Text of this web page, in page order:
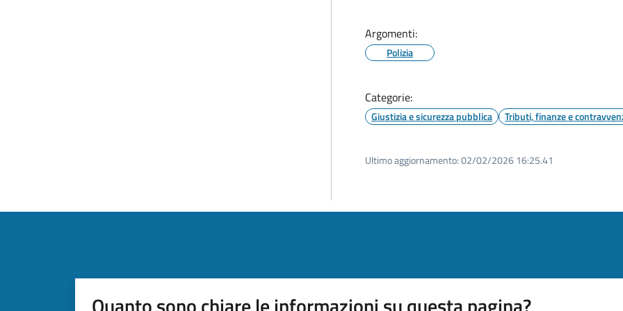
Argomenti:
Polizia
Categorie:
Giustizia e sicurezza pubblica Tributi, finanze e
Ultimo aggiornamento:02/02/2026 16:25.41